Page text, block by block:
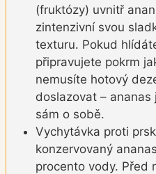
(fruktózy) uvnitř
zintenzivní svou
texturu. Pokud
připravujete pokrm
nemusíte hotový
doslazovat –
sám o sobě.
Vychytávka proti
konzervovaný
procento vody. Před